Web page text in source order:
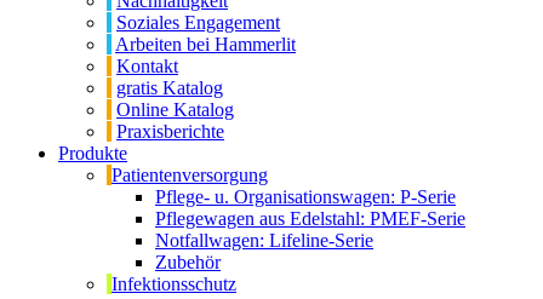
Soziales Engagement
Arbeiten bei Hammerlit
Kontakt
gratis Katalog
Online Katalog
Praxisberichte
Produkte
Patientenversorgung
Pflege- u. Organisationswagen: P-Serie
Pflegewagen aus Edelstahl: PMEF-Serie
Notfallwagen: Lifeline-Serie
Zubehör
Infektionsschutz